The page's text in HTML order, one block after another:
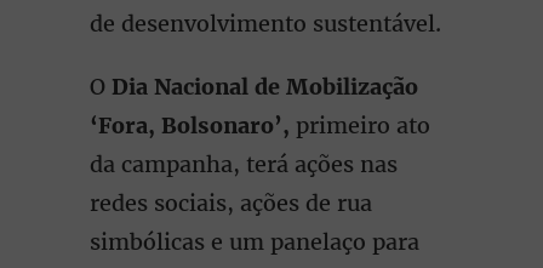
de desenvolvimento sustentável.
O Dia Nacional de Mobilização
‘Fora, Bolsonaro’, primeiro ato
da campanha, terá ações nas
redes sociais, ações de rua
simbólicas e um panelaço para